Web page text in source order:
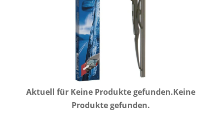
Aktuell für Keine Produkte gefunden.Keine
Produkte gefunden.